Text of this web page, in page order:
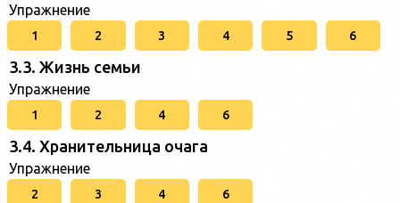
Упражнение
1 2 3 4 5 6
3.3. Жизнь семьи
Упражнение
1 2 4 6
3.4. Хранительница очага
Упражнение
2 3 4 6